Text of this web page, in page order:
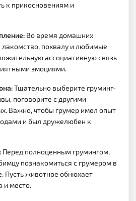
к прикосновениям и
Во время домашних
лакомство, похвалу и любимые
ассоциативную связь
эмоциями.
Тщательно выберите груминг-
поговорите с другими
Важно, чтобы грумер имел опыт
и был дружелюбен к
Перед полноценным грумингом,
познакомиться с грумером в
Пусть животное обнюхает
и место.